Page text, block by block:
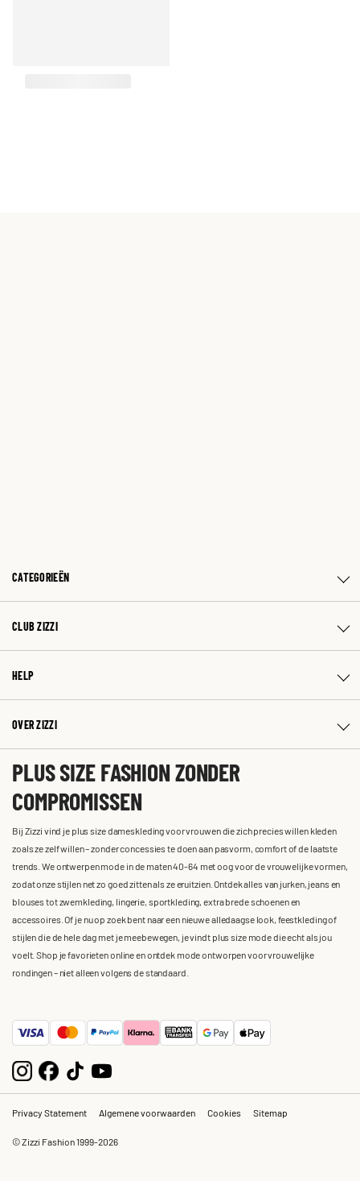
CATEGORIEËN
CLUB ZIZZI
HELP
OVER ZIZZI
PLUS SIZE FASHION ZONDER
COMPROMISSEN
Bij Zizzi vind je plus size dameskleding voor vrouwen die zich precies willen kleden
zoals ze zelf willen – zonder concessies te doen aan pasvorm, comfort of de laatste
trends. We ontwerpen mode in de maten 40-64 met oog voor de vrouwelijke vormen,
zodat onze stijlen net zo goed zitten als ze eruitzien. Ontdek alles van jurken, jeans en
blouses tot zwemkleding, lingerie, sportkleding, extra brede schoenen en
accessoires. Of je nu op zoek bent naar een nieuwe alledaagse look, feestkleding of
stijlen die de hele dag met je meebewegen, je vindt plus size mode die echt als jou
voelt. Shop je favorieten online en ontdek mode ontworpen voor vrouwelijke
rondingen – niet alleen volgens de standaard.
Privacy Statement Algemene voorwaarden Cookies Sitemap
© Zizzi Fashion 1999-2026